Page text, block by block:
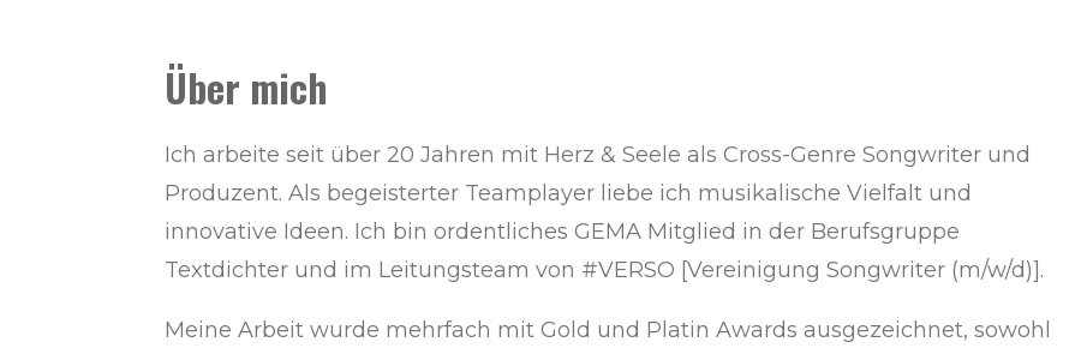
Über mich
Ich arbeite seit über 20 Jahren mit Herz & Seele als Cross-Genre Songwriter und
Produzent. Als begeisterter Teamplayer liebe ich musikalische Vielfalt und
innovative Ideen. Ich bin ordentliches GEMA Mitglied in der Berufsgruppe
Textdichter und im Leitungsteam von #VERSO [Vereinigung Songwriter (m/w/d)].
Meine Arbeit wurde mehrfach mit Gold und Platin Awards ausgezeichnet, sowohl